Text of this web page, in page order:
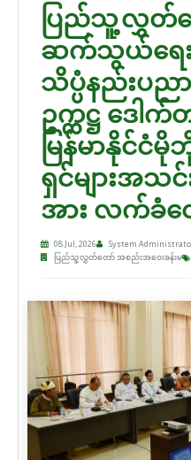
ပြည်သူ့လွှတ်တ
ဆက်သွယ်ရေး
သိပ္ပံနည်းပည
ဥက္ကဋ္ဌ ဒေါက်
မြန်မာနိုင်ငံမို
ရှင်များအသ
အား လက်ခံ
08 Jul, 2026 System
ပြည်သူ့လွှတ်တော် အစည်းအဝေးခန်းမ